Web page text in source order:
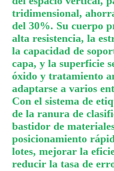
tridimensional,
del 30%. Su cuerpo
alta resistencia, la
la capacidad de
capa, y la superficie
óxido y tratamiento
adaptarse a varios
Con el sistema de
de la ranura de
bastidor de
posicionamiento
lotes, mejorar la
reducir la tasa de